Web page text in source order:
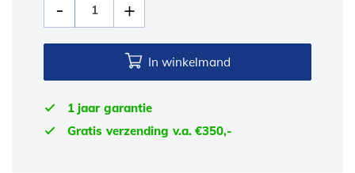
In winkelmand
1 jaar garantie
Gratis verzending v.a. €350,-